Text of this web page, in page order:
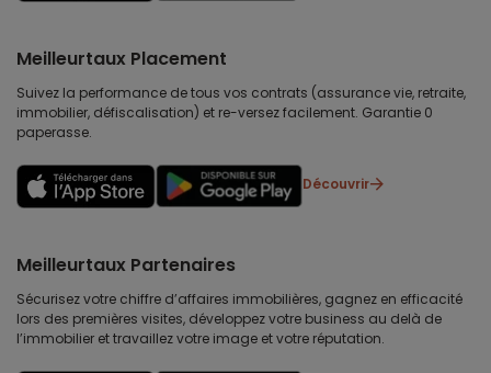
Meilleurtaux Placement
Suivez la performance de tous vos contrats (assurance vie, retraite,
immobilier, défiscalisation) et re-versez facilement. Garantie 0
paperasse.
Découvrir
Meilleurtaux Partenaires
Sécurisez votre chiffre d’affaires immobilières, gagnez en efficacité
lors des premières visites, développez votre business au delà de
l’immobilier et travaillez votre image et votre réputation.